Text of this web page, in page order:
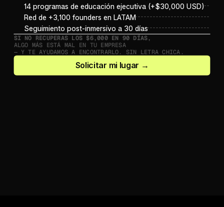
extra del 15%
en el Inmersivo $6,000 USD
ROI en 90
empresa factura $20M y creces solo 15% más, son $3M adicionales.
cuesta $120K MXN. Haz la matemática antes de evaluar el
14 programas de educación ejecutiva (+$30,000 USD)
Red de +3,100 founders en LATAM
Seguimiento post-inmersivo a 30 días
SI NO RECUPERAS LOS $6,000 EN 90 DÍAS,
ALGO MÁS ESTÁ MAL EN TU EMPRESA
— Y TE AYUDAMOS A ENCONTRARLO. SIN LETRA CHICA.
Solicitar mi lugar →